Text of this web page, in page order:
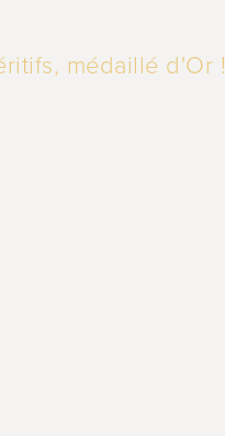
médaillé d'Or !